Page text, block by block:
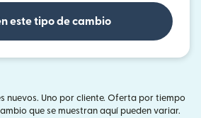
este tipo de cambio
nuevos. Uno por cliente. Oferta por tiempo
que se muestran aquí pueden variar.